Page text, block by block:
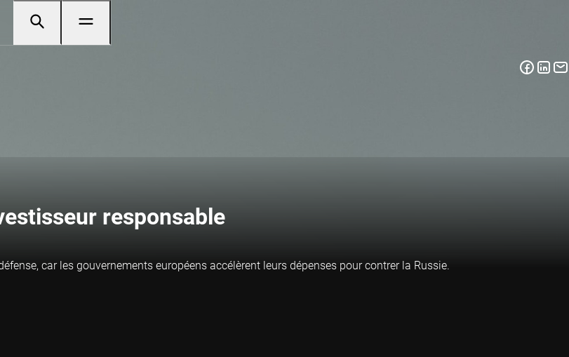
responsable
car les gouvernements européens accélèrent leurs dépenses pour contrer la Russie.